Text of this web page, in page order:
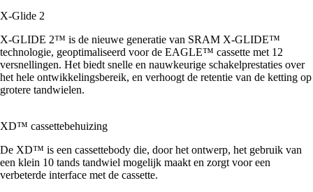
X-Glide 2
X-GLIDE 2™ is de nieuwe generatie van SRAM X-GLIDE™
technologie, geoptimaliseerd voor de EAGLE™ cassette met 12
versnellingen. Het biedt snelle en nauwkeurige schakelprestaties over
het hele ontwikkelingsbereik, en verhoogt de retentie van de ketting op
grotere tandwielen.
XD™ cassettebehuizing
De XD™ is een cassettebody die, door het ontwerp, het gebruik van
een klein 10 tands tandwiel mogelijk maakt en zorgt voor een
verbeterde interface met de cassette.